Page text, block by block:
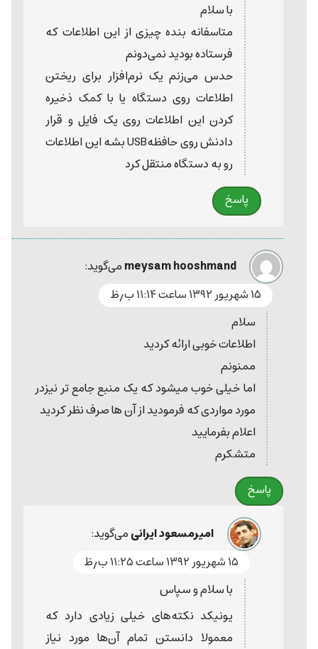
با سلام
متاسفانه بنده چیزی از این اطلاعات که
فرستاده بودید نمی‌دونم
حدس می‌زنم یک نرم‌افزار برای ریختن
اطلاعات روی دستگاه یا با کمک ذخیره
کردن این اطلاعات روی یک فایل و قرار
دادنش روی حافظه‌USB بشه این اطلاعات
رو به دستگاه منتقل کرد
پاسخ
meysam hooshmandمی‌گوید:
۱۵ شهریور ۱۳۹۲ ساعت ۱۱:۱۴ ب٫ظ
سلام
اطلاعات خوبی ارائه کردید
ممنونم
اما خیلی خوب میشود که یک منبع جامع تر نیزدر
مورد مواردی که فرمودید از آن ها صرف نظر کردید
اعلام بفرمایید
متشکرم
پاسخ
امیرمسعود ایرانیمی‌گوید:
۱۵ شهریور ۱۳۹۲ ساعت ۱۱:۲۵ ب٫ظ
با سلام و سپاس
یونیکد نکته‌های خیلی زیادی دارد که
معمولا دانستن تمام آن‌ها مورد نیاز